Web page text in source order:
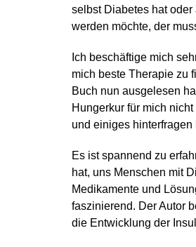
selbst Diabetes hat
werden möchte, der
Ich beschäftige mich
mich beste Therapie zu
Buch nun ausgelesen
Hungerkur für mich
und einiges
Es ist spannend zu
hat, uns Menschen mit
Medikamente und
faszinierend. Der Autor
die Entwicklung der